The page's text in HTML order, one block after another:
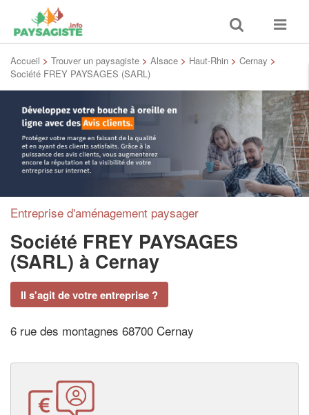
Toggle
search
Toggle
Accueil > Trouver un paysagiste > Alsace > Haut-Rhin > Cernay >
Société FREY PAYSAGES (SARL)
Entreprise d'aménagement paysager
Société FREY PAYSAGES
(SARL) à Cernay
Il s'agit de votre entreprise ?
6 rue des montagnes 68700 Cernay